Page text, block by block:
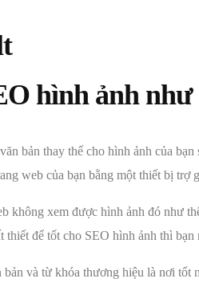
bản thay thế cho hình ảnh của
web của bạn bằng một thiết bị trợ
không xem được hình ảnh đó như
thiết để tốt cho SEO hình ảnh thì
và từ khóa thương hiệu là nơi tốt